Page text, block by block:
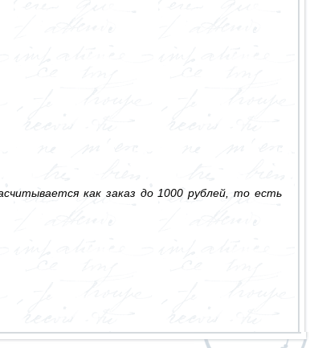
как заказ до 1000 рублей, то есть